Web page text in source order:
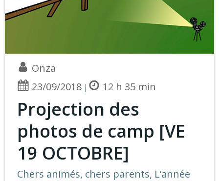
Onza
23/09/2018 | 12 h 35 min
Projection des
photos de camp [VE
19 OCTOBRE]
Chers animés, chers parents, L’année